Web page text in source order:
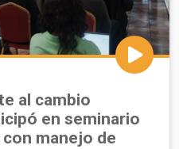
al cambio
en seminario
manejo de